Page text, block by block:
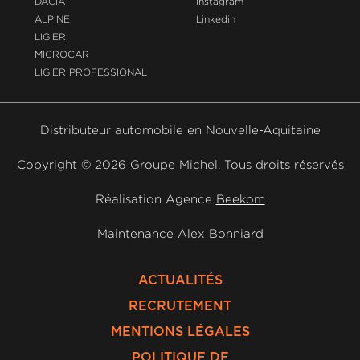
ALPINE
LIGIER
MICROCAR
LIGIER PROFESSIONAL
Linkedin
Distributeur automobile en Nouvelle-Aquitaine
Copyright © 2026 Groupe Michel. Tous droits réservés
Réalisation Agence Beekom
Maintenance Alex Bonniard
ACTUALITÉS
RECRUTEMENT
MENTIONS LÉGALES